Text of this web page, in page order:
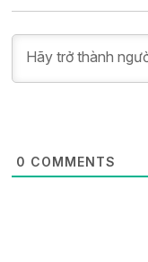
0 COMMENTS